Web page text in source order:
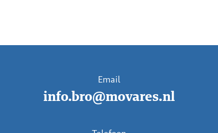
Email
info.bro@movares.nl